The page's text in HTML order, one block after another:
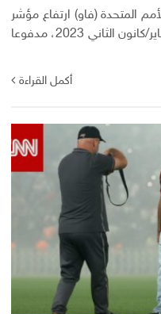
المتحدة (فاو) ارتفاع مؤشر
أسعار الأغذية إلى أعلى مستوى منذ يناير/كانون الثاني 2023، مدفوعا
أكمل القراءة